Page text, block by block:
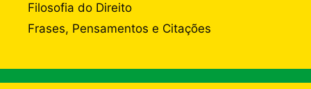
Filosofia do Direito
Frases, Pensamentos e Citações